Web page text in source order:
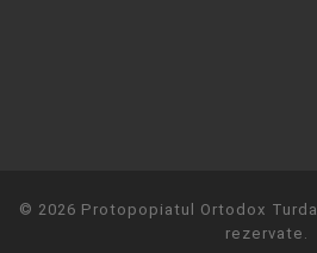
© 2026 Protopopiatul Ortodox Turda
rezervate.